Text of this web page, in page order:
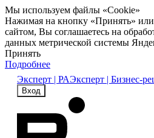
Мы используем файлы «Cookie»
Нажимая на кнопку «Принять» или
сайтом, Вы соглашаетесь на
данных метрической системы
Принять
Подробнее
Эксперт | РАЭксперт | Бизнес-
Вход